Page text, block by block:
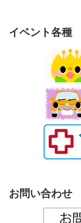
リ
イベント各種
お問い合わせ